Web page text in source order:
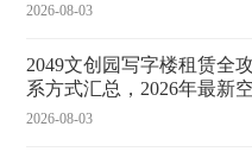
2026-08-03
2049文创园写字楼租赁全
系方式汇总，2026年最新
2026-08-03